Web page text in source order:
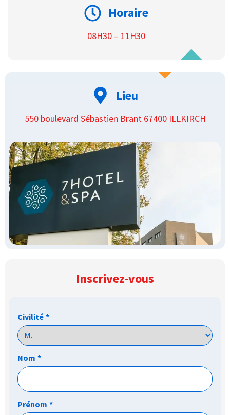
Horaire
08H30 – 11H30
Lieu
550 boulevard Sébastien Brant 67400 ILLKIRCH
Inscrivez-vous
Civilité *
Nom *
Prénom *